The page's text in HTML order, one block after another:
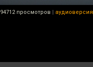
просмотров | аудиоверсия